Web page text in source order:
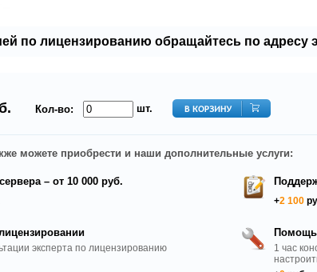
по лицензированию обращайтесь по адресу
Кол-во: шт.
можете приобрести и наши дополнительные услуги:
– от 10 000 руб.
+2 100
эксперта по лицензированию
Помощь
1 час